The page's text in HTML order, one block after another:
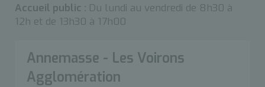
Accueil public : Du lundi au vendredi de 8h30 à
12h et de 13h30 à 17h00
Annemasse - Les Voirons
Agglomération